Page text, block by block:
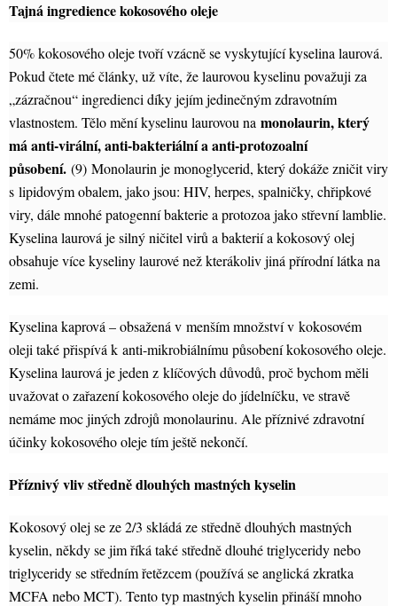
Tajná ingredience kokosového oleje
50% kokosového oleje tvoří vzácně se vyskytující kyselina laurová.
Pokud čtete mé články, už víte, že laurovou kyselinu považuji za
„zázračnou“ ingredienci díky jejím jedinečným zdravotním
vlastnostem. Tělo mění kyselinu laurovou na monolaurin, který
má anti-virální, anti-bakteriální a anti-protozoalní
působení. (9) Monolaurin je monoglycerid, který dokáže zničit viry
s lipidovým obalem, jako jsou: HIV, herpes, spalničky, chřipkové
viry, dále mnohé patogenní bakterie a protozoa jako střevní lamblie.
Kyselina laurová je silný ničitel virů a bakterií a kokosový olej
obsahuje více kyseliny laurové než kterákoliv jiná přírodní látka na
zemi.
Kyselina kaprová – obsažená v menším množství v kokosovém
oleji také přispívá k anti-mikrobiálnímu působení kokosového oleje.
Kyselina laurová je jeden z klíčových důvodů, proč bychom měli
uvažovat o zařazení kokosového oleje do jídelníčku, ve stravě
nemáme moc jiných zdrojů monolaurinu. Ale příznivé zdravotní
účinky kokosového oleje tím ještě nekončí.
Příznivý vliv středně dlouhých mastných kyselin
Kokosový olej se ze 2/3 skládá ze středně dlouhých mastných
kyselin, někdy se jim říká také středně dlouhé triglyceridy nebo
triglyceridy se středním řetězcem (používá se anglická zkratka
MCFA nebo MCT). Tento typ mastných kyselin přináší mnoho